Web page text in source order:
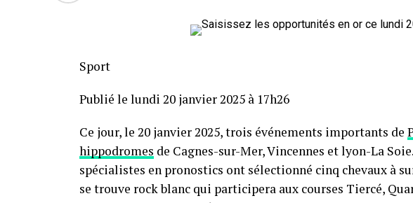
Sport
Publié le lundi 20 janvier 2025 à 17h26
Ce jour, le 20 janvier 2025, trois événements importants de
hippodromes de Cagnes-sur-Mer, Vincennes et lyon-La
spécialistes en pronostics ont sélectionné cinq chevaux à
se trouve rock blanc qui participera aux courses Tiercé,